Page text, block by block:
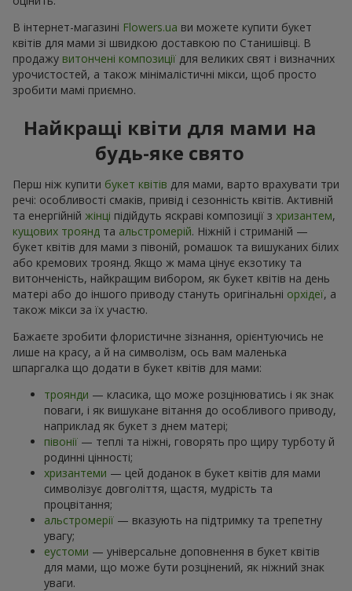
В інтернет-магазині Flowers.ua ви можете купити букет
квітів для мами зі швидкою доставкою по Станишівці. В
продажу витончені композиції для великих свят і визначних
урочистостей, а також мінімалістичні мікси, щоб просто
зробити мамі приємно.
Найкращі квіти для мами на
будь-яке свято
Перш ніж купити букет квітів для мами, варто врахувати три
речі: особливості смаків, привід і сезонність квітів. Активній
та енергійній жінці підійдуть яскраві композиції з хризантем,
кущових троянд та альстромерій. Ніжній і стриманій —
букет квітів для мами з півоній, ромашок та вишуканих білих
або кремових троянд. Якщо ж мама цінує екзотику та
витонченість, найкращим вибором, як букет квітів на день
матері або до іншого приводу стануть оригінальні орхідеї, а
також мікси за їх участю.
Бажаєте зробити флористичне зізнання, орієнтуючись не
лише на красу, а й на символізм, ось вам маленька
шпаргалка що додати в букет квітів для мами:
троянди — класика, що може розцінюватись і як знак
поваги, і як вишукане вітання до особливого приводу,
наприклад як букет з днем матері;
півонії — теплі та ніжні, говорять про щиру турботу й
родинні цінності;
хризантеми — цей доданок в букет квітів для мами
символізує довголіття, щастя, мудрість та
процвітання;
альстромерії — вказують на підтримку та трепетну
увагу;
еустоми — універсальне доповнення в букет квітів
для мами, що може бути розцінений, як ніжний знак
уваги.